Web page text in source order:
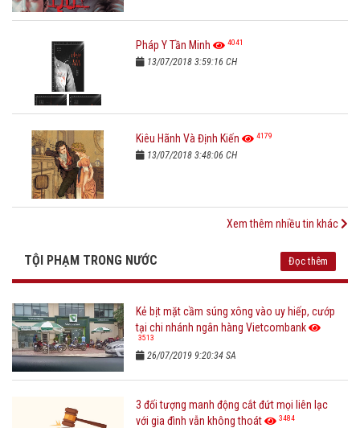
Pháp Y Tần Minh 4041
13/07/2018 3:59:16 CH
Kiêu Hãnh Và Định Kiến 4179
13/07/2018 3:48:06 CH
Xem thêm nhiều tin khác
TỘI PHẠM TRONG NƯỚC Đọc thêm
Kẻ bịt mặt cầm súng xông vào uy hiếp, cướp
tại chi nhánh ngân hàng Vietcombank
3513
26/07/2019 9:20:34 SA
3 đối tượng manh động cắt đứt mọi liên lạc
với gia đình vẫn không thoát
3484